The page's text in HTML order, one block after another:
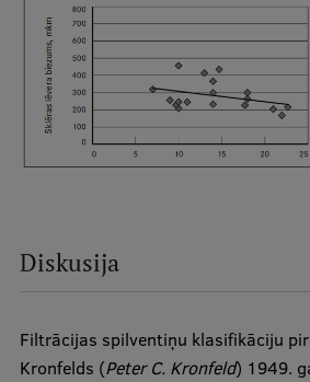
Diskusija
Filtrācijas spilventiņu klasifikāciju
Kronfelds (Peter C. Kronfeld) 1949.